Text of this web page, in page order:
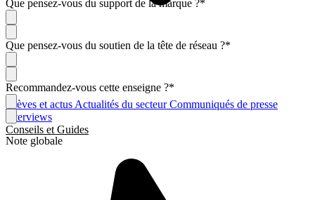
Brèves et actus Actualités du secteurCommuniqués de presse
Interviews
Conseils et Guides
Que pensez-vous du support de la marque ?*
Que pensez-vous du soutien de la tête de réseau ?*
Recommandez-vous cette enseigne ?*
Note globale